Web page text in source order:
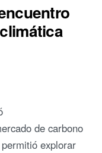
de carbono
explorar